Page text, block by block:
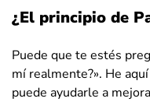
¿El principio de
Puede que te estés
mí realmente?». He
puede ayudarle a